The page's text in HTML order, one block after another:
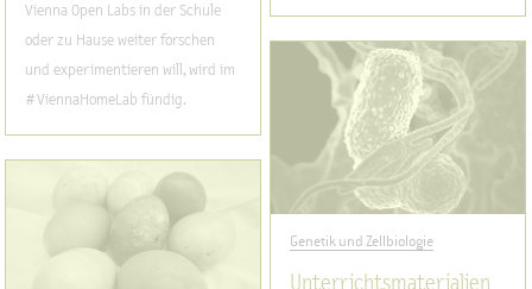
Vienna Open Labs in der Schule
oder zu Hause weiter forschen
und experimentieren will, wird im
#ViennaHomeLab fündig.
Genetik und Zellbiologie
Unterrichtsmaterialien